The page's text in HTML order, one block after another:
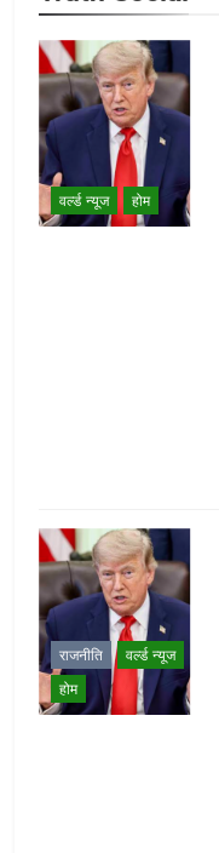
वर्ल्ड न्यूज होम
राजनीति
वर्ल्ड न्यूज
होम